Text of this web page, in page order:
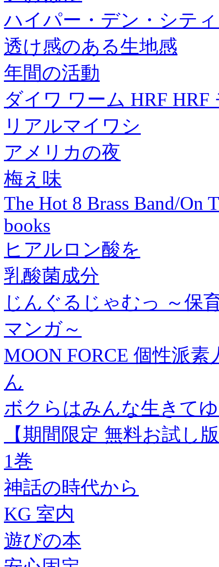
ハイパー・デン・シテ
透け感のある生地感
年間の活動
ダイワ ワーム HRF
リアルマイワシ
アメリカの夜
梅え味
The Hot 8 Brass Band/On
books
ヒアルロン酸を
乳酸菌成分
じんぐるじゃむっ ～保
マンガ～
MOON FORCE 個性派素
ん
ボクらはみんな生きて
【期間限定 無料お試し
1巻
神話の時代から
KG 室内
遊びの本